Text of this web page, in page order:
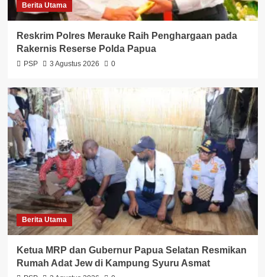
Berita Utama
Reskrim Polres Merauke Raih Penghargaan pada
Rakernis Reserse Polda Papua
PSP 3 Agustus 2026 0
Berita Utama
Ketua MRP dan Gubernur Papua Selatan Resmikan
Rumah Adat Jew di Kampung Syuru Asmat